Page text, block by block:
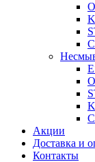
Акции
Доставка и
Контакты